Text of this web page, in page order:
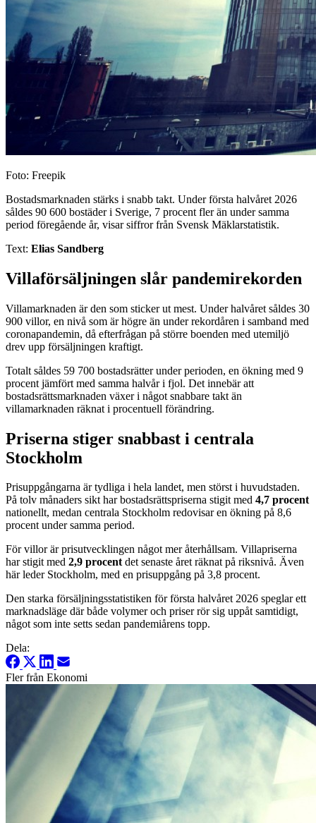
Foto: Freepik
Bostadsmarknaden stärks i snabb takt. Under första halvåret 2026
såldes 90 600 bostäder i Sverige, 7 procent fler än under samma
period föregående år, visar siffror från Svensk Mäklarstatistik.
Text: Elias Sandberg
Villaförsäljningen slår pandemirekorden
Villamarknaden är den som sticker ut mest. Under halvåret såldes 30
900 villor, en nivå som är högre än under rekordåren i samband med
coronapandemin, då efterfrågan på större boenden med utemiljö
drev upp försäljningen kraftigt.
Totalt såldes 59 700 bostadsrätter under perioden, en ökning med 9
procent jämfört med samma halvår i fjol. Det innebär att
bostadsrättsmarknaden växer i något snabbare takt än
villamarknaden räknat i procentuell förändring.
Priserna stiger snabbast i centrala
Stockholm
Prisuppgångarna är tydliga i hela landet, men störst i huvudstaden.
På tolv månaders sikt har bostadsrättspriserna stigit med 4,7 procent
nationellt, medan centrala Stockholm redovisar en ökning på 8,6
procent under samma period.
För villor är prisutvecklingen något mer återhållsam. Villapriserna
har stigit med 2,9 procentdet senaste året räknat på riksnivå. Även
här leder Stockholm, med en prisuppgång på 3,8 procent.
Den starka försäljningsstatistiken för första halvåret 2026 speglar ett
marknadsläge där både volymer och priser rör sig uppåt samtidigt,
något som inte setts sedan pandemiårens topp.
Dela:
Fler från Ekonomi